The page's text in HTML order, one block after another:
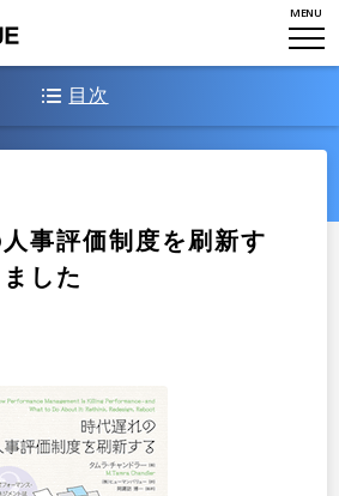
MENU
成
目次
人事評価制度を刷新す
した